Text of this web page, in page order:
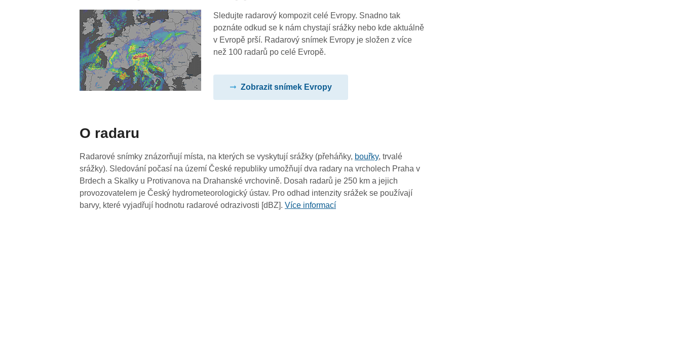
11:45
11:35
11:25
09:45
09:35
09:25
09:15
Sledujte radarový kompozit celé Evropy. Snadno tak
poznáte odkud se k nám chystají srážky nebo kde aktuálně
v Evropě prší. Radarový snímek Evropy je složen z více
než 100 radarů po celé Evropě.
Zobrazit snímek Evropy
O radaru
Radarové snímky znázorňují místa, na kterých se vyskytují srážky (přeháňky, bouřky, trvalé
srážky). Sledování počasí na území České republiky umožňují dva radary na vrcholech Praha v
Brdech a Skalky u Protivanova na Drahanské vrchovině. Dosah radarů je 250 km a jejich
provozovatelem je Český hydrometeorologický ústav. Pro odhad intenzity srážek se používají
barvy, které vyjadřují hodnotu radarové odrazivosti [dBZ].Více informací